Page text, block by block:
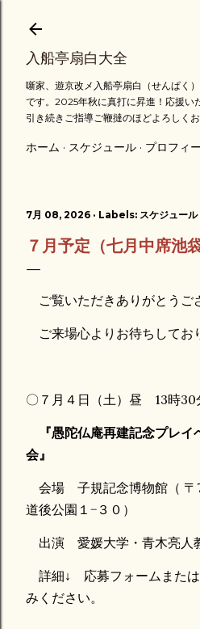
スキップしてメイン
入船亭扇白大全
噺家、遊京改メ入船亭扇白（せんぱく
です。2025年秋に真打に昇進！応援い
引き続きご指導ご鞭撻のほどよろしくお
ホーム スケジュール プロフィ
7月 08, 2026 Labels: スケジュール
７月予定（七月中席池
ご覧いただきありがとうご
ご来場心よりお待ちしてお
〇７月４日（土）昼 13時30
『愚陀仏庵再建記念プレ
会』
会場 子規記念博物館（ 〒
道後公園１−３０）
出演 愛媛大学・青木亮人
詳細↓ 応募フォームまたは
みください。